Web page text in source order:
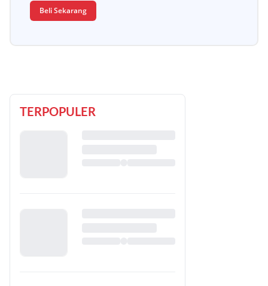
Beli Sekarang
TERPOPULER